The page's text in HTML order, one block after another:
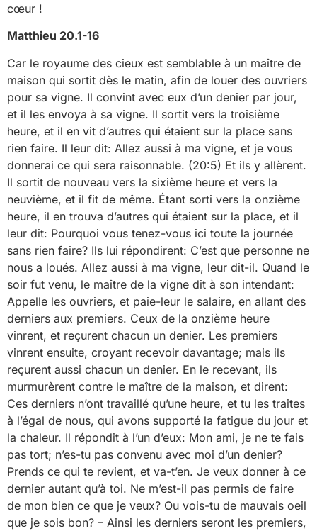
cœur !
Matthieu 20.1-16
Car le royaume des cieux est semblable à un maître de
maison qui sortit dès le matin, afin de louer des ouvriers
pour sa vigne. Il convint avec eux d’un denier par jour,
et il les envoya à sa vigne. Il sortit vers la troisième
heure, et il en vit d’autres qui étaient sur la place sans
rien faire. Il leur dit: Allez aussi à ma vigne, et je vous
donnerai ce qui sera raisonnable. (20:5) Et ils y allèrent.
Il sortit de nouveau vers la sixième heure et vers la
neuvième, et il fit de même. Étant sorti vers la onzième
heure, il en trouva d’autres qui étaient sur la place, et il
leur dit: Pourquoi vous tenez-vous ici toute la journée
sans rien faire? Ils lui répondirent: C’est que personne ne
nous a loués. Allez aussi à ma vigne, leur dit-il. Quand le
soir fut venu, le maître de la vigne dit à son intendant:
Appelle les ouvriers, et paie-leur le salaire, en allant des
derniers aux premiers. Ceux de la onzième heure
vinrent, et reçurent chacun un denier. Les premiers
vinrent ensuite, croyant recevoir davantage; mais ils
reçurent aussi chacun un denier. En le recevant, ils
murmurèrent contre le maître de la maison, et dirent:
Ces derniers n’ont travaillé qu’une heure, et tu les traites
à l’égal de nous, qui avons supporté la fatigue du jour et
la chaleur. Il répondit à l’un d’eux: Mon ami, je ne te fais
pas tort; n’es-tu pas convenu avec moi d’un denier?
Prends ce qui te revient, et va-t’en. Je veux donner à ce
dernier autant qu’à toi. Ne m’est-il pas permis de faire
de mon bien ce que je veux? Ou vois-tu de mauvais oeil
que je sois bon? – Ainsi les derniers seront les premiers,